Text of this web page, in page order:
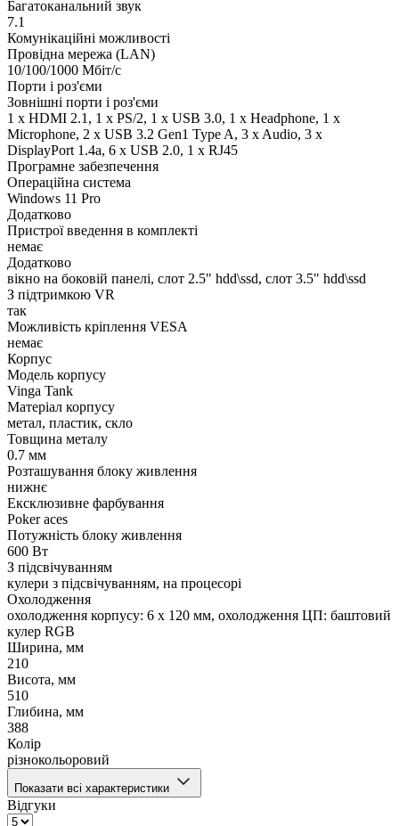
Багатоканальний звук
7.1
Комунікаційні можливості
Провідна мережа (LAN)
10/100/1000 Мбіт/с
Порти і роз'єми
Зовнішні порти і роз'єми
1 x HDMI 2.1, 1 x PS/2, 1 x USB 3.0, 1 x Нeadphone, 1 х
Microphone, 2 x USB 3.2 Gen1 Type A, 3 x Audio, 3 x
DisplayPort 1.4a, 6 x USB 2.0, 1 x RJ45
Програмне забезпечення
Операційна система
Windows 11 Pro
Додатково
Пристрої введення в комплекті
немає
Додатково
вікно на боковій панелі, слот 2.5" hdd\ssd, слот 3.5" hdd\ssd
З підтримкою VR
так
Можливість кріплення VESA
немає
Корпус
Модель корпусу
Vinga Tank
Матеріал корпусу
метал, пластик, скло
Товщина металу
0.7 мм
Розташування блоку живлення
нижнє
Ексклюзивне фарбування
Poker aces
Потужність блоку живлення
600 Вт
З підсвічуванням
кулери з підсвічуванням, на процесорі
Охолодження
охолодження корпусу: 6 x 120 мм, охолодження ЦП: баштовий
кулер RGB
Ширина, мм
210
Висота, мм
510
Глибина, мм
388
Колір
різнокольоровий
Показати всі характеристики
Відгуки